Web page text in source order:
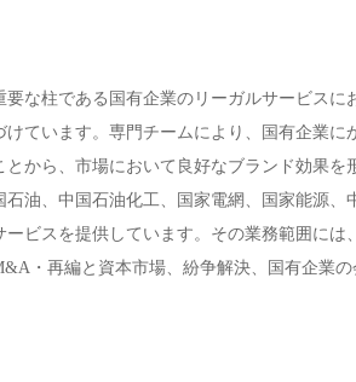
要な柱である国有企業のリーガルサービス
ています。専門チームにより、国有企業
から、市場において良好なブランド効果
石油、中国石油化工、国家電網、国家能源
ビスを提供しています。その業務範囲に
・再編と資本市場、紛争解決、国有企業の